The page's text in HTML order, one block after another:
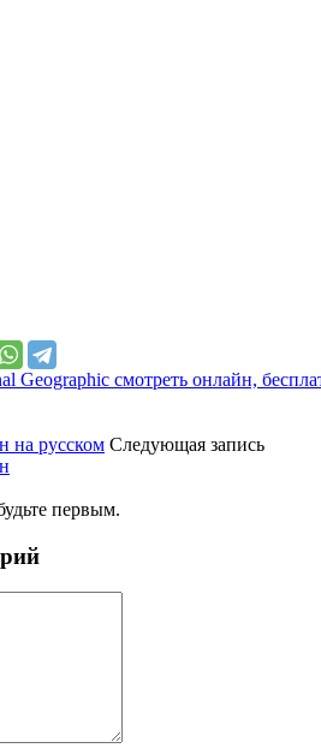
Geographic смотреть онлайн,
на русском Следующая запись
первым.